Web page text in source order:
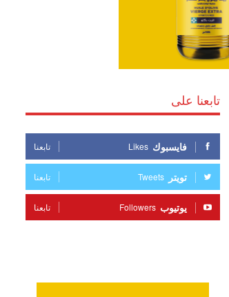
تابعنا على
فايسبوك Likes تابعنا
تويتر Tweets تابعنا
يوتيوب Followers تابعنا